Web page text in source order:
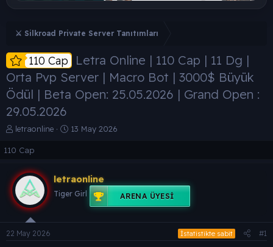
⚔️ Silkroad Private Server Tanıtımları
110 Cap
Letra Online | 110 Cap | 11 Dg |
Orta Pvp Server | Macro Bot | 3000$ Büyük
Ödül | Beta Open: 25.05.2026 | Grand Open :
29.05.2026
K
n
u
y
u
b
l
letraonline
B
n
g
a
13 May 2026
110 Cap
letraonline
Tiger Girl ARENA ÜYESI
22 May 2026 İstatistikte sabit #1